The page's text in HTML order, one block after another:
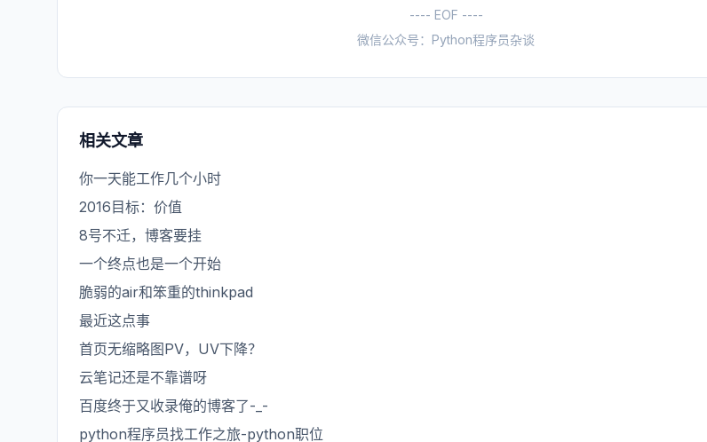
---- EOF ----
微信公众号：Python程序员杂谈
相关文章
你一天能工作几个小时
2016目标：价值
8号不迁，博客要挂
一个终点也是一个开始
脆弱的air和笨重的thinkpad
最近这点事
首页无缩略图PV，UV下降？
云笔记还是不靠谱呀
百度终于又收录俺的博客了-_-
python程序员找工作之旅-python职位